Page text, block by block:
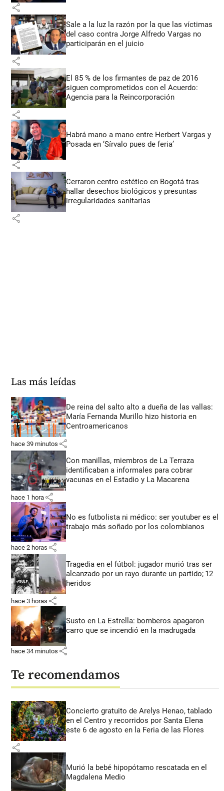
share
Sale a la luz la razón por la que las víctimas
del caso contra Jorge Alfredo Vargas no
participarán en el juicio
share
El 85 % de los firmantes de paz de 2016
siguen comprometidos con el Acuerdo:
Agencia para la Reincorporación
share
Habrá mano a mano entre Herbert Vargas y
Posada en ‘Sírvalo pues de feria’
share
Cerraron centro estético en Bogotá tras
hallar desechos biológicos y presuntas
irregularidades sanitarias
share
Las más leídas
De reina del salto alto a dueña de las vallas:
María Fernanda Murillo hizo historia en
Centroamericanos
hace 39 minutos share
Con manillas, miembros de La Terraza
identificaban a informales para cobrar
vacunas en el Estadio y La Macarena
hace 1 hora share
No es futbolista ni médico: ser youtuber es el
trabajo más soñado por los colombianos
hace 2 horas share
Tragedia en el fútbol: jugador murió tras ser
alcanzado por un rayo durante un partido; 12
heridos
hace 3 horas share
Susto en La Estrella: bomberos apagaron
carro que se incendió en la madrugada
hace 34 minutos share
Te recomendamos
Concierto gratuito de Arelys Henao, tablado
en el Centro y recorridos por Santa Elena
este 6 de agosto en la Feria de las Flores
share
Murió la bebé hipopótamo rescatada en el
Magdalena Medio